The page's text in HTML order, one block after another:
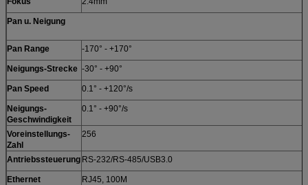
Pan u. Neigung
Pan Range -170° - +170°
Neigungs-Strecke -30° - +90°
Pan Speed 0.1° - +120°/s
Neigungs-
Geschwindigkeit
0.1° - +90°/s
Voreinstellungs-
Zahl
256
Antriebssteuerung RS-232/RS-485/USB3.0
Ethernet RJ45, 100M